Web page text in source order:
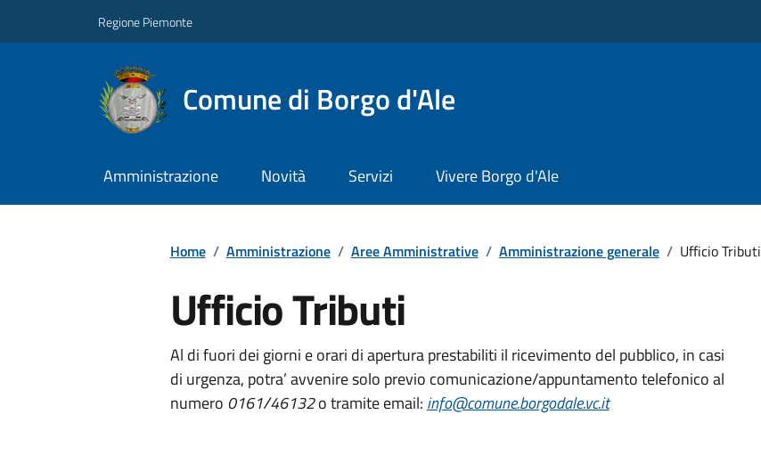
Regione Piemonte
Comune di Borgo d'Ale
Amministrazione Novità Servizi Vivere Borgo d'Ale
Home / Amministrazione / Aree Amministrative / Amministrazione generale / Ufficio Tributi
Ufficio Tributi
Al di fuori dei giorni e orari di apertura prestabiliti il ricevimento del pubblico, in casi
di urgenza, potra’ avvenire solo previo comunicazione/appuntamento telefonico al
numero 0161/46132o tramite email: info@comune.borgodale.vc.it